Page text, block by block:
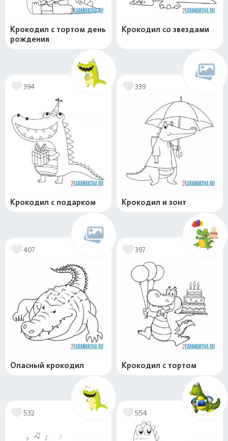
Крокодил с тортом день
рождения
Крокодил со звездами
394
Крокодил с подарком
339
Крокодил и зонт
407
Опасный крокодил
397
Крокодил с тортом
532 554